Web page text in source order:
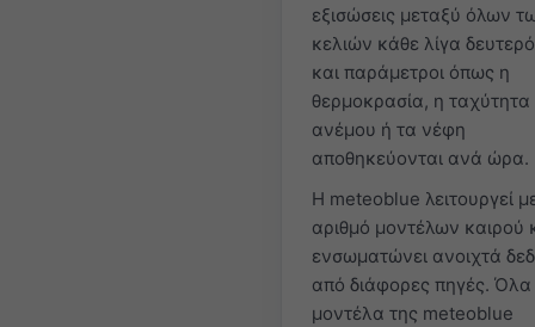
εξισώσεις μεταξύ όλων
κελιών κάθε λίγα
και παράμετροι όπως η
θερμοκρασία, η ταχύτητα
ανέμου ή τα νέφη
αποθηκεύονται ανά ώρα.
Η meteoblue λειτουργεί
αριθμό μοντέλων καιρού
ενσωματώνει ανοιχτά
από διάφορες πηγές. Όλα
μοντέλα της meteoblue